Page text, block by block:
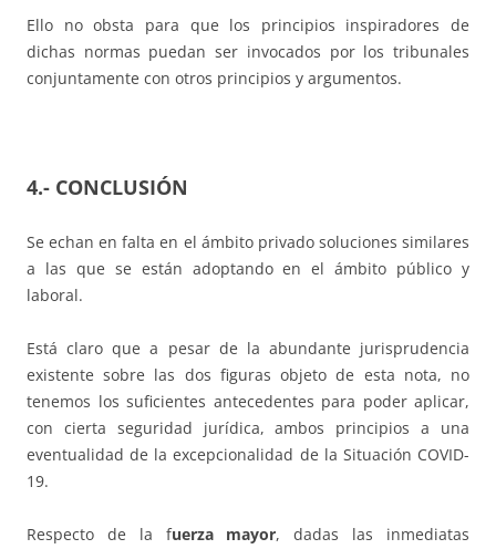
Ello no obsta para que los principios inspiradores de
dichas normas puedan ser invocados por los tribunales
conjuntamente con otros principios y argumentos.
4.- CONCLUSIÓN
Se echan en falta en el ámbito privado soluciones similares
a las que se están adoptando en el ámbito público y
laboral.
Está claro que a pesar de la abundante jurisprudencia
existente sobre las dos figuras objeto de esta nota, no
tenemos los suficientes antecedentes para poder aplicar,
con cierta seguridad jurídica, ambos principios a una
eventualidad de la excepcionalidad de la Situación COVID-
19.
Respecto de la fuerza mayor, dadas las inmediatas